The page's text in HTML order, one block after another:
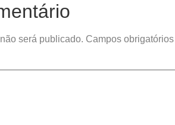
será publicado. Campos